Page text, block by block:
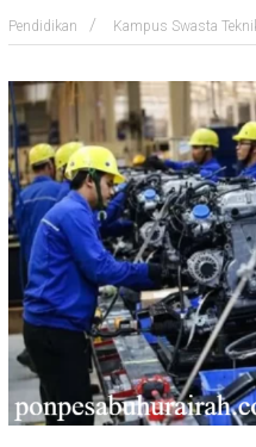
Pendidikan Kampus Swasta